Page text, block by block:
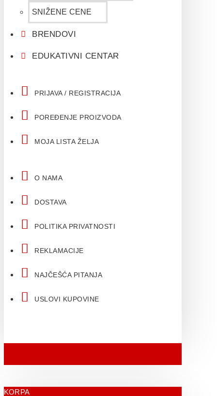
SNIŽENE CENE
BRENDOVI
EDUKATIVNI CENTAR
PRIJAVA / REGISTRACIJA
POREĐENJE PROIZVODA
MOJA LISTA ŽELJA
O NAMA
DOSTAVA
POLITIKA PRIVATNOSTI
REKLAMACIJE
NAJČEŠĆA PITANJA
USLOVI KUPOVINE
KORPA